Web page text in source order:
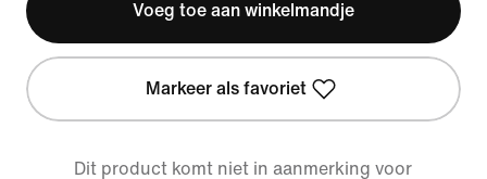
Voeg toe aan winkelmandje
Markeer als favoriet
Dit product komt niet in aanmerking voor